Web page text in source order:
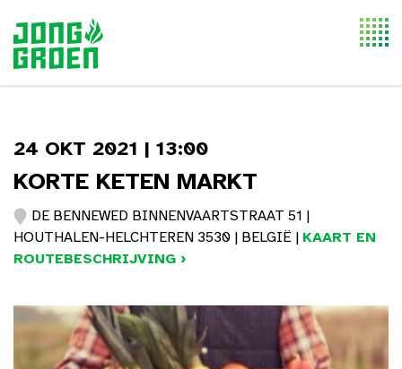
24 OKT 2021 | 13:00
KORTE KETEN MARKT
DE BENNEWED BINNENVAARTSTRAAT 51 |
HOUTHALEN-HELCHTEREN 3530 | BELGIË | KAART EN
ROUTEBESCHRIJVING ›